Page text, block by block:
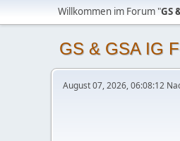
Willkommen im Forum "GS
GS & GSA IG
August 07, 2026, 06:08:12